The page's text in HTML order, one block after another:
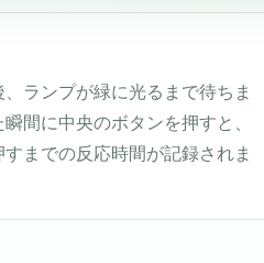
ランプが緑に光るまで待ちま
間に中央のボタンを押すと、
すまでの反応時間が記録されま